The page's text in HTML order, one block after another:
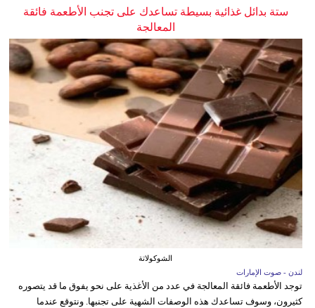
ستة بدائل غذائية بسيطة تساعدك على تجنب الأطعمة فائقة
المعالجة
الشوكولاتة
لندن - صوت الإمارات
توجد الأطعمة فائقة المعالجة في عدد من الأغذية على نحو يفوق ما قد يتصوره
كثيرون، وسوف تساعدك هذه الوصفات الشهية على تجنبها. ونتوقع عندما